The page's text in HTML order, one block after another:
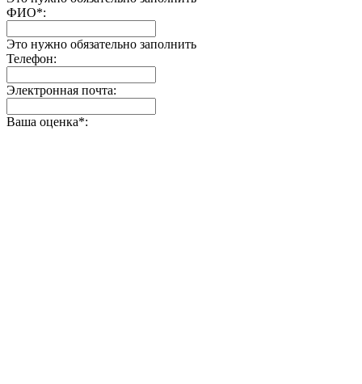
ФИО*:
Это нужно обязательно заполнить
Телефон:
Электронная почта:
Ваша оценка*: